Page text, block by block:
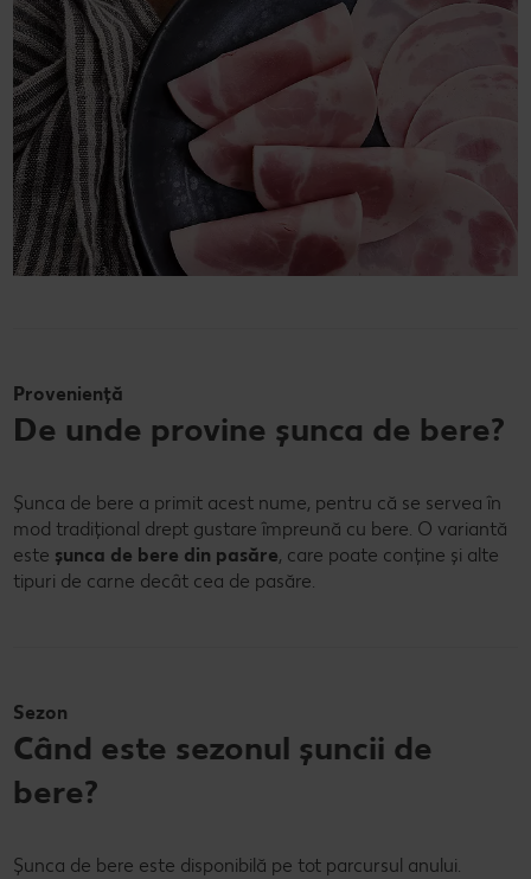
Proveniență
De unde provine șunca de bere?
Șunca de bere a primit acest nume, pentru că se servea în
mod tradițional drept gustare împreună cu bere. O variantă
este șunca de bere din pasăre, care poate conține și alte
tipuri de carne decât cea de pasăre.
Sezon
Când este sezonul șuncii de
bere?
Șunca de bere este disponibilă pe tot parcursul anului.